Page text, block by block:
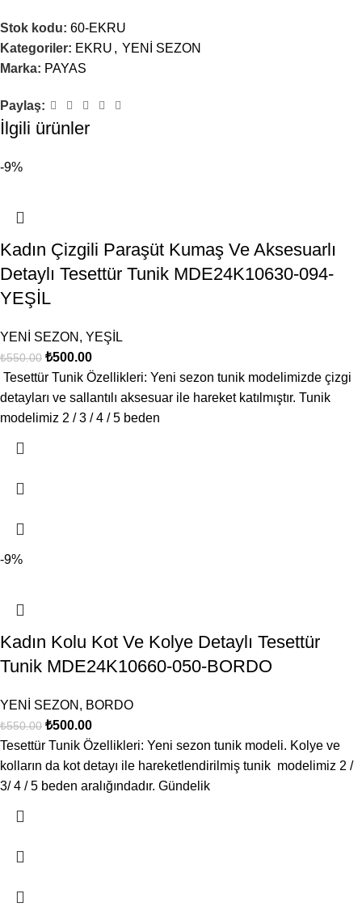
Stok kodu: 60-EKRU
Kategoriler: EKRU , YENİ SEZON
Marka: PAYAS
Paylaş:
İlgili ürünler
-9%
Kadın Çizgili Paraşüt Kumaş Ve Aksesuarlı
Detaylı Tesettür Tunik MDE24K10630-094-
YEŞİL
YENİ SEZON , YEŞİL
₺550.00 ₺500.00
Tesettür Tunik Özellikleri: Yeni sezon tunik modelimizde çizgi
detayları ve sallantılı aksesuar ile hareket katılmıştır. Tunik
modelimiz 2 / 3 / 4 / 5 beden
-9%
Kadın Kolu Kot Ve Kolye Detaylı Tesettür
Tunik MDE24K10660-050-BORDO
YENİ SEZON , BORDO
₺550.00 ₺500.00
Tesettür Tunik Özellikleri: Yeni sezon tunik modeli. Kolye ve
kolların da kot detayı ile hareketlendirilmiş tunik modelimiz 2 /
3/ 4 / 5 beden aralığındadır. Gündelik